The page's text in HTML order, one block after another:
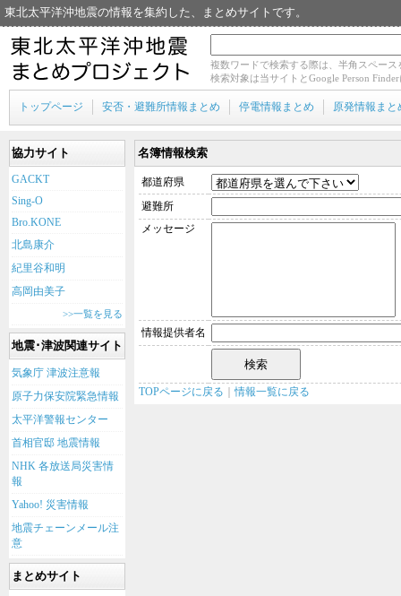
東北太平洋沖地震の情報を集約した、まとめサイトです。
複数ワードで検索する際は、半角スペース
検索対象は当サイトとGoogle Person
トップページ 安否・避難所情報まとめ 停電情報まとめ 原発情報まと
協力サイト
GACKT
Sing-O
Bro.KONE
北島康介
紀里谷和明
高岡由美子
>>一覧を見る
地震･津波関連サイト
気象庁 津波注意報
原子力保安院緊急情報
太平洋警報センター
首相官邸 地震情報
NHK 各放送局災害情
報
Yahoo! 災害情報
地震チェーンメール注
意
まとめサイト
名簿情報検索
都道府県
避難所
メッセージ
情報提供者名
TOPページに戻る ｜情報一覧に戻る